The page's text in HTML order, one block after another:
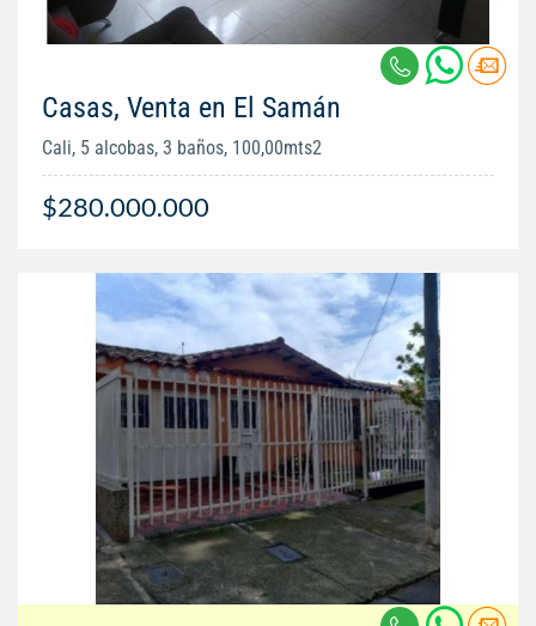
Casas, Venta en El Samán
Cali, 5 alcobas, 3 baños, 100,00mts2
$280.000.000